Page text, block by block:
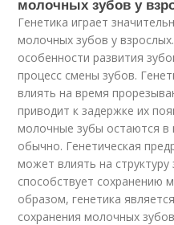
молочных зубов у
Генетика играет
молочных зубов у
особенности развития
процесс смены зубов.
влиять на время
приводит к задержке их
молочные зубы остаются
обычно. Генетическая
может влиять на структуру
способствует сохранению
образом, генетика
сохранения молочных